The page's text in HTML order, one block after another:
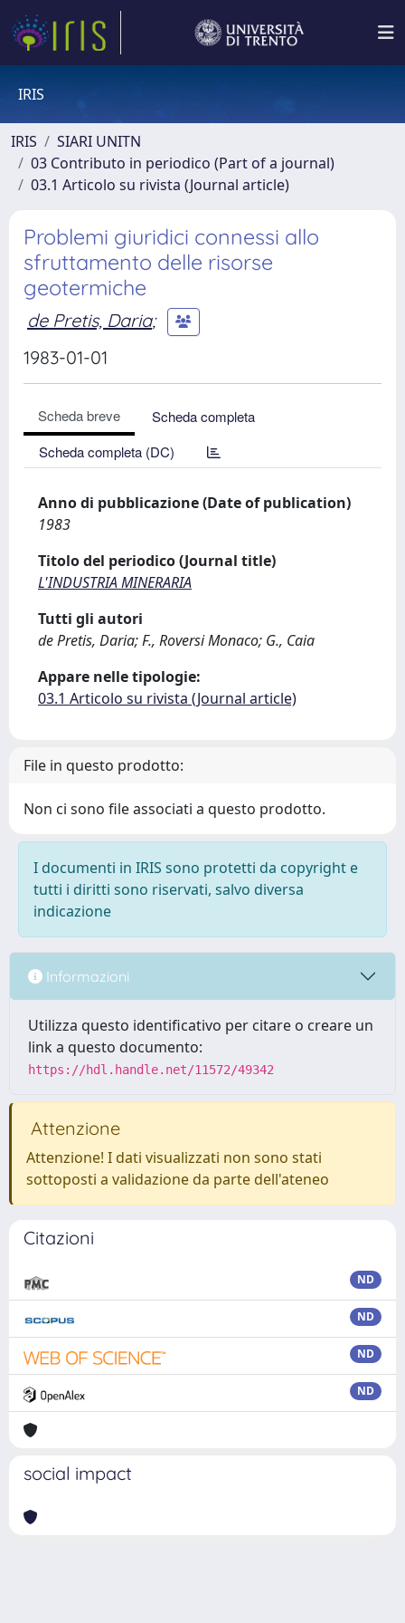
IRIS
IRIS
SIARI UNITN
03 Contributo in periodico (Part of a journal)
03.1 Articolo su rivista (Journal article)
Problemi giuridici connessi allo
sfruttamento delle risorse
geotermiche
de Pretis, Daria;
1983-01-01
Scheda breve
Scheda completa
Scheda completa (DC)
Anno di pubblicazione (Date of publication)
1983
Titolo del periodico (Journal title)
L'INDUSTRIA MINERARIA
Tutti gli autori
de Pretis, Daria; F., Roversi Monaco; G., Caia
Appare nelle tipologie:
03.1 Articolo su rivista (Journal article)
File in questo prodotto:
Non ci sono file associati a questo prodotto.
I documenti in IRIS sono protetti da copyright e
tutti i diritti sono riservati, salvo diversa
indicazione
Informazioni
Utilizza questo identificativo per citare o creare un
link a questo documento:
https://hdl.handle.net/11572/49342
Attenzione
Attenzione! I dati visualizzati non sono stati
sottoposti a validazione da parte dell'ateneo
Citazioni
ND
ND
ND
ND
social impact